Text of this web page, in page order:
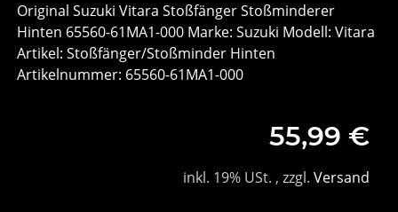
Original Suzuki Vitara Stoßfänger Stoßminderer
Hinten 65560-61MA1-000 Marke: Suzuki Modell: Vitara
Artikel: Stoßfänger/Stoßminder Hinten
Artikelnummer: 65560-61MA1-000
55,99 €
inkl. 19% USt. , zzgl. Versand